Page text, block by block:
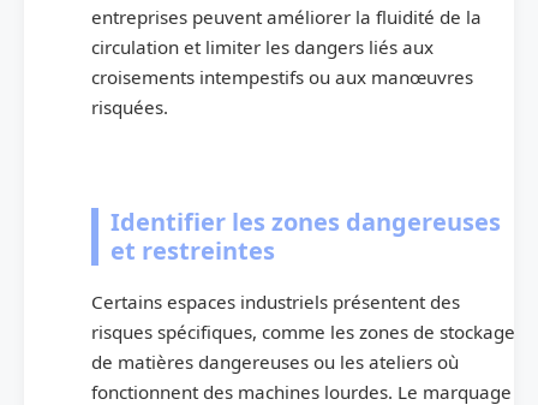
entreprises peuvent améliorer la fluidité de la
circulation et limiter les dangers liés aux
croisements intempestifs ou aux manœuvres
risquées.
Identifier les zones dangereuses
et restreintes
Certains espaces industriels présentent des
risques spécifiques, comme les zones de stockage
de matières dangereuses ou les ateliers où
fonctionnent des machines lourdes. Le marquage